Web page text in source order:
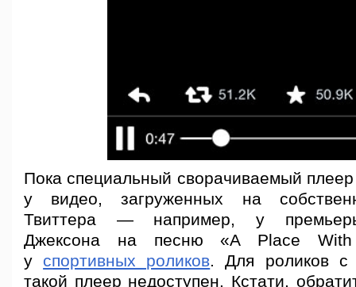
Пока специальный сворачиваемый
у видео, загруженных на
Твиттера — например, у
Джексона на песню «A Place
у спортивных роликов. Для роликов с
такой плеер недоступен. Кстати,